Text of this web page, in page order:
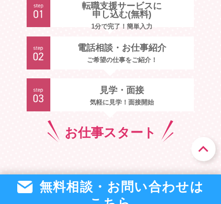
転職支援サービスに
申し込む(無料)
1分で完了！簡単入力
電話相談・お仕事紹介
ご希望の仕事をご紹介！
見学・面接
気軽に見学！面接開始
お仕事スタート
無料相談・お問い合わせは